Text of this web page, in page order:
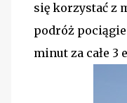
się korzystać z
podróż
minut za całe 3